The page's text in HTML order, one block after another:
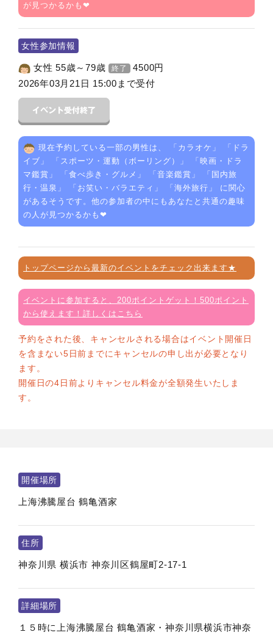
が見つかるかも❤
女性参加情報
女性 55歳～79歳 終了 4500円
2026年03月21日 15:00まで受付
現在予約している一部の男性は、 「 カラオケ 」 「 ドラ
イブ 」 「 スポーツ・運動（ボーリング） 」 「 映画・ドラ
マ鑑賞 」 「 食べ歩き・グルメ 」 「 音楽鑑賞 」 「 国内旅
行・温泉 」 「 お笑い・バラエティ 」 「 海外旅行 」 に関心
があるそうです。他の参加者の中にもあなたと共通の趣味
の人が見つかるかも❤
トップページから最新のイベントをチェック出来ます★
イベントに参加すると、200ポイントゲット！500ポイント
から使えます！詳しくはこちら
予約をされた後、キャンセルされる場合はイベント開催日
を含まない5日前までにキャンセルの申し出が必要となり
ます。
開催日の4日前よりキャンセル料金が全額発生いたしま
す。
開催場所
上海沸騰屋台 鶴亀酒家
住所
神奈川県 横浜市 神奈川区鶴屋町2-17-1
詳細場所
１５時に上海沸騰屋台 鶴亀酒家・神奈川県横浜市神奈